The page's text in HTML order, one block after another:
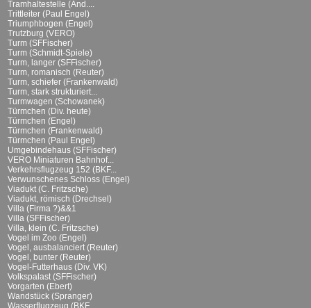
Tramhaltestelle (And....
Trittleiter (Paul Engel)
Triumphbogen (Engel)
Trutzburg (VERO)
Turm (SFFischer)
Turm (Schmidt-Spiele)
Turm, langer (SFFischer)
Turm, romanisch (Reuter)
Turm, schiefer (Frankenwald)
Turm, stark strukturiert...
Turmwagen (Schowanek)
Türmchen (Div. heute)
Türmchen (Engel)
Türmchen (Frankenwald)
Türmchen (Paul Engel)
Umgebindehaus (SFFischer)
VERO Miniaturen Bahnhof...
Verkehrsflugzeug 152 (BKF...
Verwunschenes Schloss (Engel)
Viadukt (C. Fritzsche)
Viadukt, römisch (Drechsel)
Villa (Firma ?)&&1
Villa (SFFischer)
Villa, klein (C. Fritzsche)
Vogel im Zoo (Engel)
Vogel, ausbalanciert (Reuter)
Vogel, bunter (Reuter)
Vogel-Futterhaus (Div. VK)
Volkspalast (SFFischer)
Vorgarten (Ebert)
Wandstück (Spranger)
Wasserflugzeug (BKF